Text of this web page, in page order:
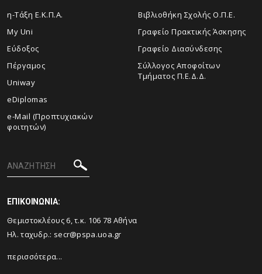
η-Τάξη Ε.Κ.Π.Α.
My Uni
Εύδοξος
Πέργαμος
Uniway
eDiplomas
e-Mail (Προπτυχιακών
φοιτητών)
Βιβλιοθήκη Σχολής Ο.Π.Ε.
Γραφείο Πρακτικής Άσκησης
Γραφείο Διασύνδεσης
Σύλλογος Αποφοίτων
Τμήματος Π.Ε.Δ.Δ.
ΕΠΙΚΟΙΝΩΝΙΑ:
Θεμιστοκλέους 6, τ.κ. 106 78 Αθήνα
Ηλ. ταχυδρ.: secr@pspa.uoa.gr
περισσότερα...